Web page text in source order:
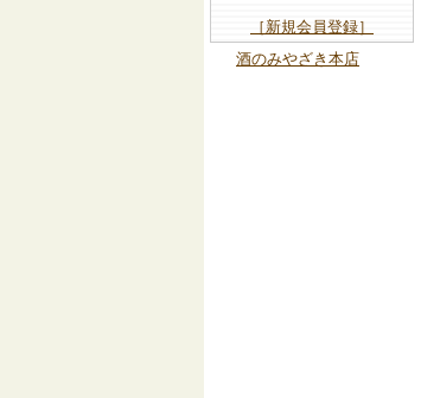
［新規会員登録］
酒のみやざき本店